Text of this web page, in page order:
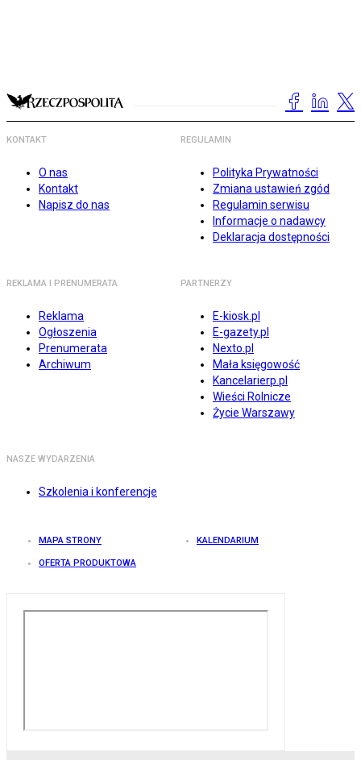
KONTAKT
O nas
Kontakt
Napisz do nas
REGULAMIN
Polityka Prywatności
Zmiana ustawień zgód
Regulamin serwisu
Informacje o nadawcy
Deklaracja dostępności
REKLAMA I PRENUMERATA
Reklama
Ogłoszenia
Prenumerata
Archiwum
PARTNERZY
E-kiosk.pl
E-gazety.pl
Nexto.pl
Mała księgowość
Kancelarierp.pl
Wieści Rolnicze
Życie Warszawy
NASZE WYDARZENIA
Szkolenia i konferencje
MAPA STRONY KALENDARIUM
OFERTA PRODUKTOWA